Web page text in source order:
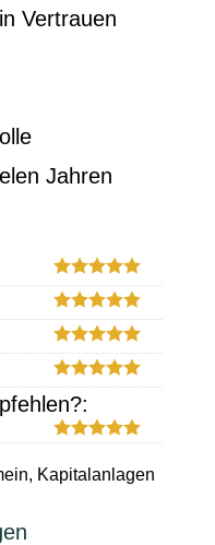
Vertrauen
Jahren
Kapitalanlagen